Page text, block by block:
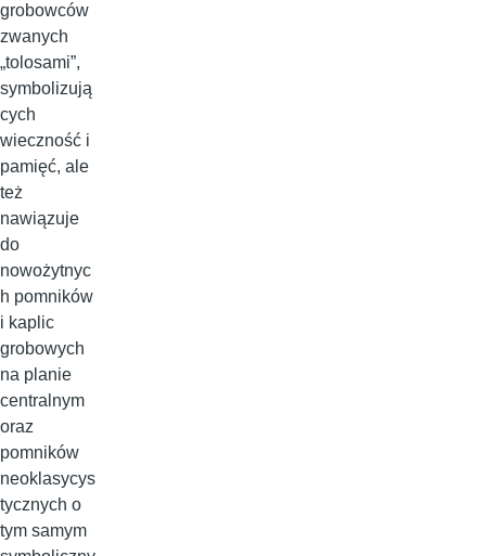
grobowców
zwanych
„tolosami”,
symbolizują
cych
wieczność i
pamięć, ale
też
nawiązuje
do
nowożytnyc
h pomników
i kaplic
grobowych
na planie
centralnym
oraz
pomników
neoklasycys
tycznych o
tym samym